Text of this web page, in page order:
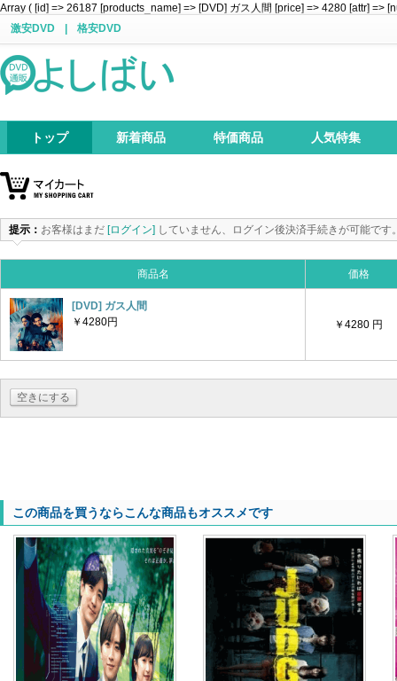
Array ( [id] => 26187 [products_name] => [DVD] ガス人間 [price] => 4280 [attr] =>
激安DVD
格安DVD
トップ 新着商品 特価商品 人気特集
提示： お客様はまだ [ログイン] していません、ログイン後決済手続きが可能です
商品名 価格
[DVD] ガス人間
￥4280円
￥4280 円
空きにする
この商品を買うならこんな商品もオススメです